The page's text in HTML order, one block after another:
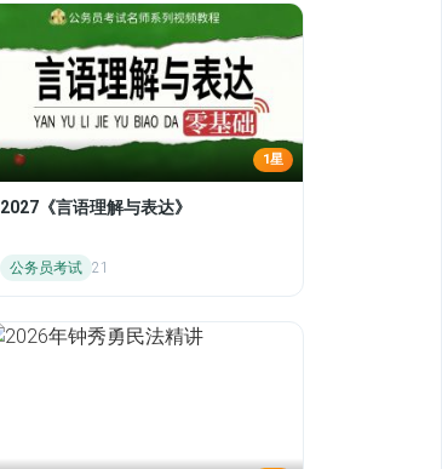
1星
2027《言语理解与表达》
公务员考试 21